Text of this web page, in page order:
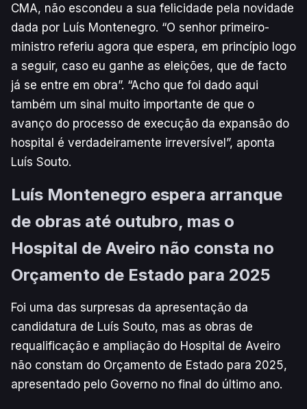
CMA, não escondeu a sua felicidade pela novidade
dada por Luís Montenegro. “O senhor primeiro-
ministro referiu agora que espera, em princípio logo
a seguir, caso eu ganhe as eleições, que de facto
já se entre em obra”. “Acho que foi dado aqui
também um sinal muito importante de que o
avanço do processo de execução da expansão do
hospital é verdadeiramente irreversível”, aponta
Luís Souto.
Luís Montenegro espera arranque
de obras até outubro, mas o
Hospital de Aveiro não consta no
Orçamento de Estado para 2025
Foi uma das surpresas da apresentação da
candidatura de Luís Souto, mas as obras de
requalificação e ampliação do Hospital de Aveiro
não constam do Orçamento de Estado para 2025,
apresentado pelo Governo no final do último ano.